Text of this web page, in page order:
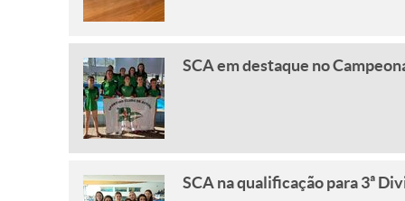
SCA em destaque no
SCA na qualificação para 3ª